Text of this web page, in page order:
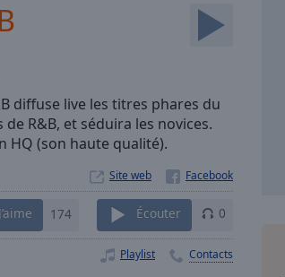
diffuse live les titres phares du
R&B, et séduira les novices.
HQ (son haute qualité).
Site web
J’aime 174 Écouter 0
Playlist Contacts